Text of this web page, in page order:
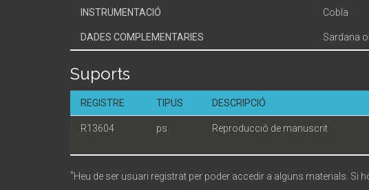
INSTRUMENTACIÓ Cobla
DADES COMPLEMENTARIES Sardana
Suports
REGISTRE TIPUS DESCRIPCIÓ
R13604 ps Reproducció de manuscrit
*Heu de ser usuari registrat per poder accedir a alguns materials. Si